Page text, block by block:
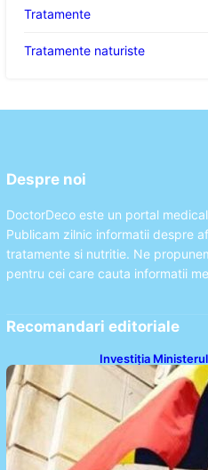
Tratamente
Tratamente naturiste
Despre noi
DoctorDeco este un portal
Publicam zilnic informatii despre
tratamente si nutritie. Ne
pentru cei care cauta informatii
Recomandari editoriale
Investiția
pentru